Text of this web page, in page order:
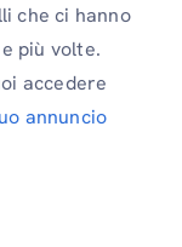
che ci hanno
più volte.
accedere
annuncio